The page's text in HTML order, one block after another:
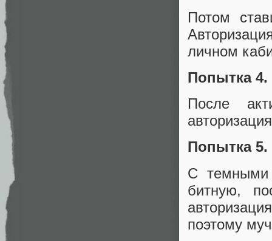
Потом
личном
Попытка 4.
После
Попытка 5.
С темными
битную,
поэтому